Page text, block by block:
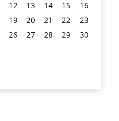
12 13 14 15
16
19 20 21 22
23
26 27 28 29
30